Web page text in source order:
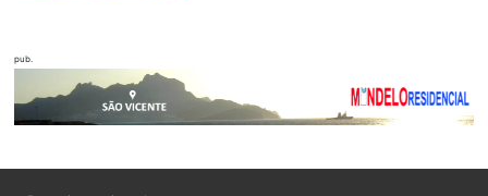
pub.